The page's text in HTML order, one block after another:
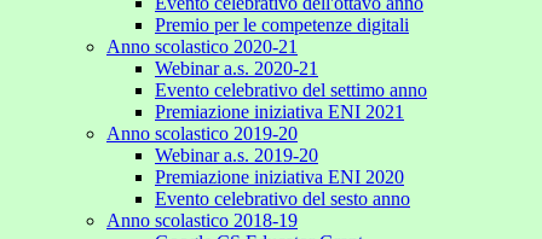
Premio per le competenze digitali
Anno scolastico 2020-21
Webinar a.s. 2020-21
Evento celebrativo del settimo anno
Premiazione iniziativa ENI 2021
Anno scolastico 2019-20
Webinar a.s. 2019-20
Premiazione iniziativa ENI 2020
Evento celebrativo del sesto anno
Anno scolastico 2018-19